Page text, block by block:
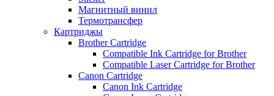
Магнитный винил
Термотрансфер
Картриджы
Brother Cartridge
Compatible Ink Cartridge for Brother
Compatible Laser Cartridge for Brother
Canon Cartridge
Canon Ink Cartridge